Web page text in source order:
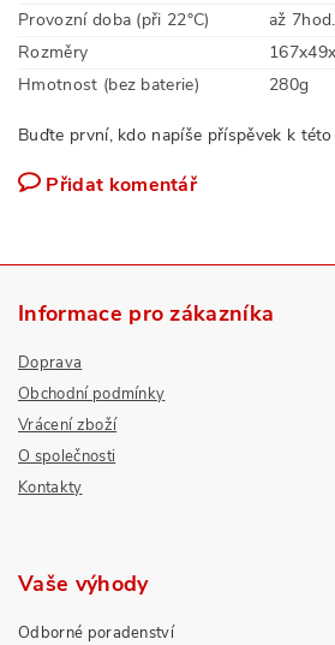
Provozní doba (při 22°C)
až 7hod.
Rozměry
Hmotnost (bez baterie)
280g
Buďte první, kdo napíše příspěvek k
Přidat komentář
Informace pro zákazníka
Doprava
Obchodní podmínky
Vrácení zboží
O společnosti
Kontakty
Vaše výhody
Odborné poradenství